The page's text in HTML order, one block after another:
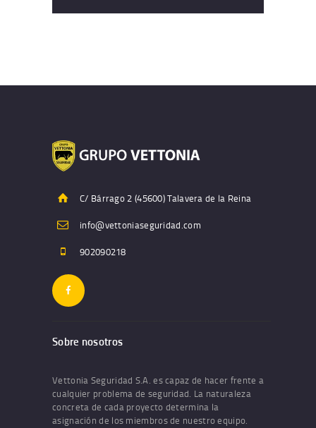
C/ Bárrago 2 (45600) Talavera de la Reina
info@vettoniaseguridad.com
902090218
Sobre nosotros
Vettonia Seguridad S.A. es capaz de hacer frente a
cualquier problema de seguridad. La naturaleza
concreta de cada proyecto determina la
asignación de los miembros de nuestro equipo.